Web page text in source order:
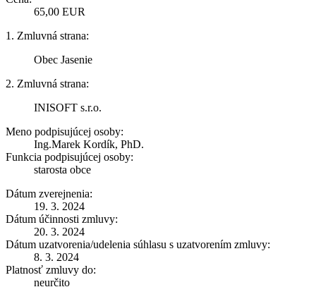
65,00 EUR
1. Zmluvná strana:
Obec Jasenie
2. Zmluvná strana:
INISOFT s.r.o.
Meno podpisujúcej osoby:
Ing.Marek Kordík, PhD.
Funkcia podpisujúcej osoby:
starosta obce
Dátum zverejnenia:
19. 3. 2024
Dátum účinnosti zmluvy:
20. 3. 2024
Dátum uzatvorenia/udelenia súhlasu s uzatvorením zmluvy:
8. 3. 2024
Platnosť zmluvy do:
neurčito